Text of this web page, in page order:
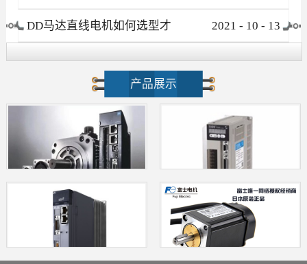
这个优点！
DD马达直线电机如何选型才
不会被忽悠?
2021 - 10 - 13
产品展示